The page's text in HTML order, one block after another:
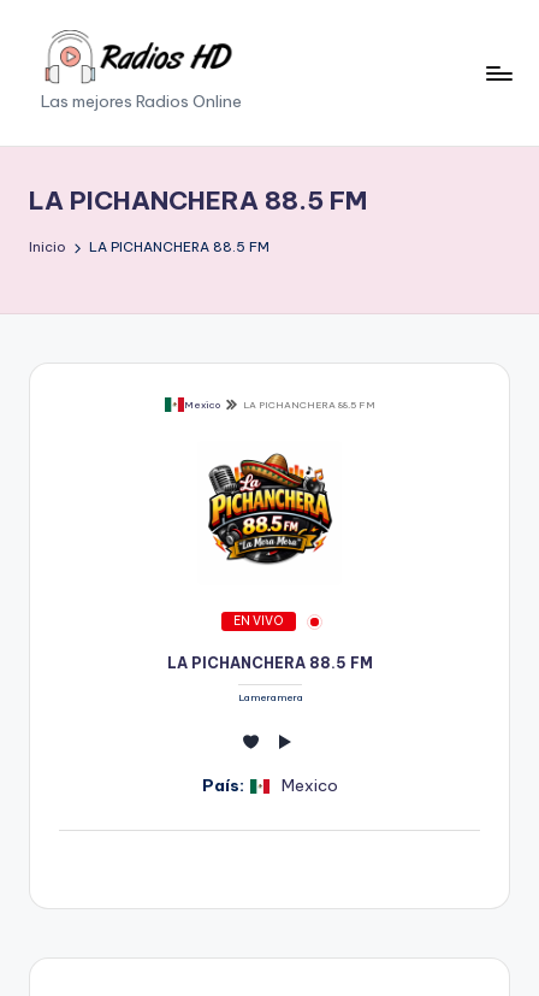
Saltar
contenidoLas mejores Radios Online
LA PICHANCHERA 88.5 FM
Inicio LA PICHANCHERA 88.5 FM
Mexico LA PICHANCHERA 88.5 FM
EN VIVO
LA PICHANCHERA 88.5 FM
La mera mera
País: Mexico